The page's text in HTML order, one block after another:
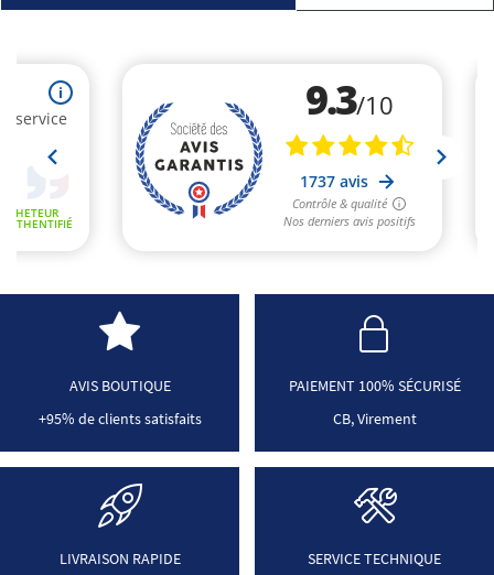
AVIS BOUTIQUE
+95% de clients satisfaits
PAIEMENT 100% SÉCURISÉ
CB, Virement
LIVRAISON RAPIDE SERVICE TECHNIQUE